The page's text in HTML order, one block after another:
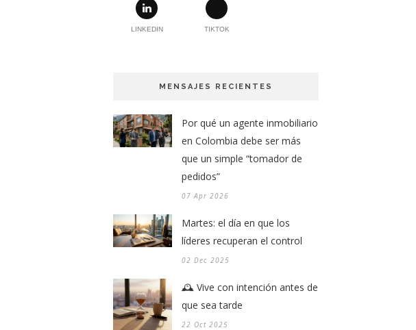
LINKEDIN TIKTOK
MENSAJES RECIENTES
Por qué un agente inmobiliario
en Colombia debe ser más
que un simple “tomador de
pedidos”
07 Apr 2026
Martes: el día en que los
líderes recuperan el control
02 Dec 2025
🕰️ Vive con intención antes de
que sea tarde
22 Oct 2025